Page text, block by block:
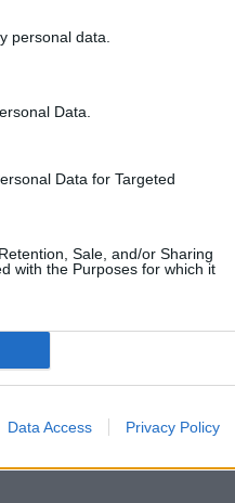
personal data.
Data.
Data for Targeted
Sale, and/or Sharing
with the Purposes for which it
Data Access Privacy Policy